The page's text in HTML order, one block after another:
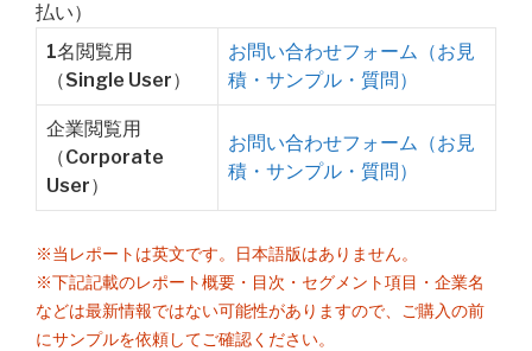
払い）
1名閲覧用
（Single User）
お問い合わせフォーム（お見
積・サンプル・質問）
企業閲覧用
（Corporate
User）
お問い合わせフォーム（お見
積・サンプル・質問）
※当レポートは英文です。日本語版はありません。
※下記記載のレポート概要・目次・セグメント項目・企業名
などは最新情報ではない可能性がありますので、ご購入の前
にサンプルを依頼してご確認ください。